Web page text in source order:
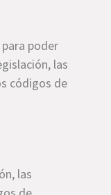
poder
las
códigos de
las